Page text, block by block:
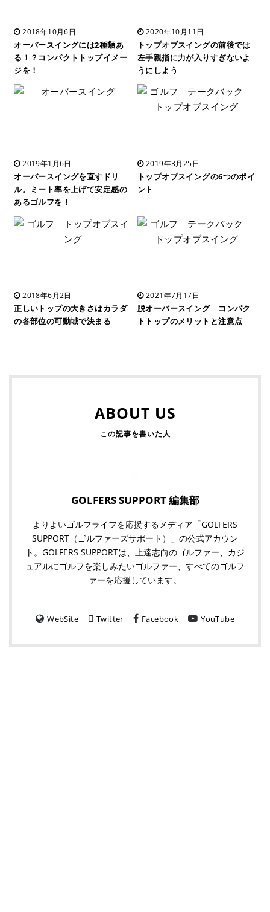
2018年10月6日
オーバースイングには2種類あ
る！？コンパクトトップイメー
ジを！
2020年10月11日
トップオブスイングの前後では
左手親指に力が入りすぎないよ
うにしよう
2019年1月6日
オーバースイングを直すドリ
ル。ミート率を上げて安定感の
あるゴルフを！
2019年3月25日
トップオブスイングの6つのポイ
ント
2018年6月2日
正しいトップの大きさはカラダ
の各部位の可動域で決まる
2021年7月17日
脱オーバースイング コンパク
トトップのメリットと注意点
ABOUT US
GOLFERS SUPPORT 編集部
よりよいゴルフライフを応援するメディア「GOLFERS
SUPPORT（ゴルファーズサポート）」の公式アカウン
ト。GOLFERS SUPPORTは、上達志向のゴルファー、カジ
ュアルにゴルフを楽しみたいゴルファー、すべてのゴルフ
ァーを応援しています。
WebSite Twitter Facebook YouTube